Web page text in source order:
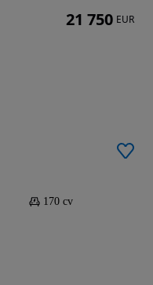
170 cv
21 750 EUR